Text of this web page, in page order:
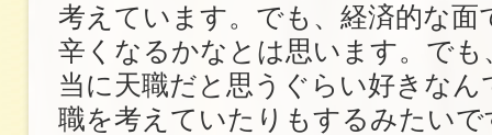
考えています。でも、経済的な面
辛くなるかなとは思います。でも
当に天職だと思うぐらい好きなん
職を考えていたりもするみたい